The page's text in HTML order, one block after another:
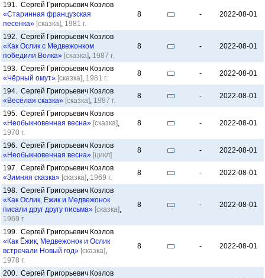
191. Сергей Григорьевич Козлов
«Старинная французская
песенка» [сказка], 1981 г.
8 - 2022-08-01
192. Сергей Григорьевич Козлов
«Как Ослик с Медвежонком
победили Волка» [сказка], 1987 г.
8 - 2022-08-01
193. Сергей Григорьевич Козлов
«Чёрный омут» [сказка], 1981 г.
8 - 2022-08-01
194. Сергей Григорьевич Козлов
«Весёлая сказка» [сказка], 1987 г.
8 - 2022-08-01
195. Сергей Григорьевич Козлов
«Необыкновенная весна» [сказка],
1970 г.
8 - 2022-08-01
196. Сергей Григорьевич Козлов
«Необыкновенная весна» [цикл]
8 - 2022-08-01
197. Сергей Григорьевич Козлов
«Зимняя сказка» [сказка], 1969 г.
8 - 2022-08-01
198. Сергей Григорьевич Козлов
«Как Ослик, Ёжик и Медвежонок
писали друг другу письма» [сказка],
1969 г.
8 - 2022-08-01
199. Сергей Григорьевич Козлов
«Как Ёжик, Медвежонок и Ослик
встречали Новый год» [сказка],
1978 г.
8 - 2022-08-01
200. Сергей Григорьевич Козлов